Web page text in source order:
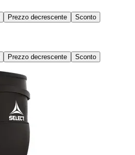
Prezzo decrescente Sconto
Prezzo decrescente Sconto